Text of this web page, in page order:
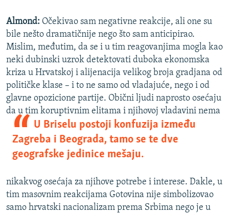
Almond: Očekivao sam negativne reakcije, ali one su
bile nešto dramatičnije nego što sam anticipirao.
Mislim, međutim, da se i u tim reagovanjima mogla kao
neki dubinski uzrok detektovati duboka ekonomska
kriza u Hrvatskoj i alijenacija velikog broja gradjana od
političke klase – i to ne samo od vladajuće, nego i od
glavne opozicione partije. Obični ljudi naprosto osećaju
da u tim koruptivnim elita
U Briselu postoji konfuzija između
Zagreba i Beograda, tamo se te dve
geografske jedinice mešaju.
ma i njihovoj vladavini nema
nikakvog osećaja za njihove potrebe i interese. Dakle, u
tim masovnim reakcijama Gotovina nije simbolizovao
samo hrvatski nacionalizam prema Srbima nego je u